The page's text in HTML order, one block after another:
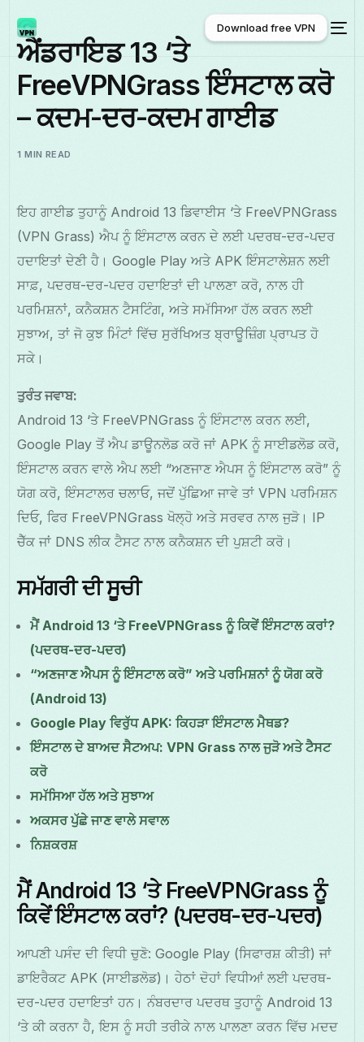
ਪੰਜਾਬੀ
Download free VPN
Download free VPN
ਐਂਡਰਾਇਡ 13 ‘ਤੇ
FreeVPNGrass ਇੰਸਟਾਲ ਕਰੋ
– ਕਦਮ-ਦਰ-ਕਦਮ ਗਾਈਡ
1 MIN READ
ਇਹ ਗਾਈਡ ਤੁਹਾਨੂੰ Android 13 ਡਿਵਾਈਸ ‘ਤੇ FreeVPNGrass
(VPN Grass) ਐਪ ਨੂੰ ਇੰਸਟਾਲ ਕਰਨ ਦੇ ਲਈ ਪਦਰਥ-ਦਰ-ਪਦਰ
ਹਦਾਇਤਾਂ ਦੇਣੀ ਹੈ। Google Play ਅਤੇ APK ਇੰਸਟਾਲੇਸ਼ਨ ਲਈ
ਸਾਫ਼, ਪਦਰਥ-ਦਰ-ਪਦਰ ਹਦਾਇਤਾਂ ਦੀ ਪਾਲਣਾ ਕਰੋ, ਨਾਲ ਹੀ
ਪਰਮਿਸ਼ਨਾਂ, ਕਨੈਕਸ਼ਨ ਟੈਸਟਿੰਗ, ਅਤੇ ਸਮੱਸਿਆ ਹੱਲ ਕਰਨ ਲਈ
ਸੁਝਾਅ, ਤਾਂ ਜੋ ਕੁਝ ਮਿੰਟਾਂ ਵਿੱਚ ਸੁਰੱਖਿਅਤ ਬ੍ਰਾਊਜ਼ਿੰਗ ਪ੍ਰਾਪਤ ਹੋ
ਸਕੇ।
ਤੁਰੰਤ ਜਵਾਬ:
Android 13 ‘ਤੇ FreeVPNGrass ਨੂੰ ਇੰਸਟਾਲ ਕਰਨ ਲਈ,
Google Play ਤੋਂ ਐਪ ਡਾਊਨਲੋਡ ਕਰੋ ਜਾਂ APK ਨੂੰ ਸਾਈਡਲੋਡ ਕਰੋ,
ਇੰਸਟਾਲ ਕਰਨ ਵਾਲੇ ਐਪ ਲਈ “ਅਣਜਾਣ ਐਪਸ ਨੂੰ ਇੰਸਟਾਲ ਕਰੋ” ਨੂੰ
ਯੋਗ ਕਰੋ, ਇੰਸਟਾਲਰ ਚਲਾਓ, ਜਦੋਂ ਪੁੱਛਿਆ ਜਾਵੇ ਤਾਂ VPN ਪਰਮਿਸ਼ਨ
ਦਿਓ, ਫਿਰ FreeVPNGrass ਖੋਲ੍ਹੋ ਅਤੇ ਸਰਵਰ ਨਾਲ ਜੁੜੋ। IP
ਚੈੱਕ ਜਾਂ DNS ਲੀਕ ਟੈਸਟ ਨਾਲ ਕਨੈਕਸ਼ਨ ਦੀ ਪੁਸ਼ਟੀ ਕਰੋ।
ਸਮੱਗਰੀ ਦੀ ਸੂਚੀ
ਮੈਂ Android 13 ‘ਤੇ FreeVPNGrass ਨੂੰ ਕਿਵੇਂ ਇੰਸਟਾਲ ਕਰਾਂ?
(ਪਦਰਥ-ਦਰ-ਪਦਰ)
“ਅਣਜਾਣ ਐਪਸ ਨੂੰ ਇੰਸਟਾਲ ਕਰੋ” ਅਤੇ ਪਰਮਿਸ਼ਨਾਂ ਨੂੰ ਯੋਗ ਕਰੋ
(Android 13)
Google Play ਵਿਰੁੱਧ APK: ਕਿਹੜਾ ਇੰਸਟਾਲ ਮੈਥਡ?
ਇੰਸਟਾਲ ਦੇ ਬਾਅਦ ਸੈਟਅਪ: VPN Grass ਨਾਲ ਜੁੜੋ ਅਤੇ ਟੈਸਟ
ਕਰੋ
ਸਮੱਸਿਆ ਹੱਲ ਅਤੇ ਸੁਝਾਅ
ਅਕਸਰ ਪੁੱਛੇ ਜਾਣ ਵਾਲੇ ਸਵਾਲ
ਨਿਸ਼ਕਰਸ਼
ਮੈਂ Android 13 ‘ਤੇ FreeVPNGrass ਨੂੰ
ਕਿਵੇਂ ਇੰਸਟਾਲ ਕਰਾਂ? (ਪਦਰਥ-ਦਰ-ਪਦਰ)
ਆਪਣੀ ਪਸੰਦ ਦੀ ਵਿਧੀ ਚੁਣੋ: Google Play (ਸਿਫਾਰਸ਼ ਕੀਤੀ) ਜਾਂ
ਡਾਇਰੈਕਟ APK (ਸਾਈਡਲੋਡ)। ਹੇਠਾਂ ਦੋਹਾਂ ਵਿਧੀਆਂ ਲਈ ਪਦਰਥ-
ਦਰ-ਪਦਰ ਹਦਾਇਤਾਂ ਹਨ। ਨੰਬਰਦਾਰ ਪਦਰਥ ਤੁਹਾਨੂੰ Android 13
‘ਤੇ ਕੀ ਕਰਨਾ ਹੈ, ਇਸ ਨੂੰ ਸਹੀ ਤਰੀਕੇ ਨਾਲ ਪਾਲਣਾ ਕਰਨ ਵਿੱਚ ਮਦਦ